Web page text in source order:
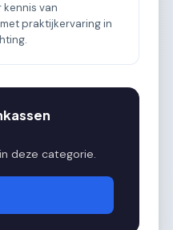
van
praktijkervaring in
deze categorie.